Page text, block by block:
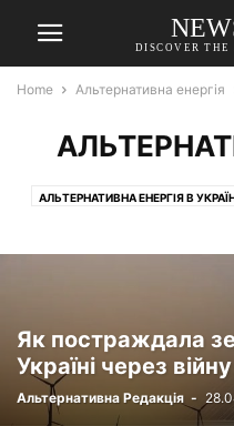
DISCOVER THE
Home Альтернативна енергія
АЛЬТЕРНАТИВНА ЕНЕРГІЯ В
ІДЕЇ ДЛЯ
Як постраждала
Україні через
Альтернативна Редакція -